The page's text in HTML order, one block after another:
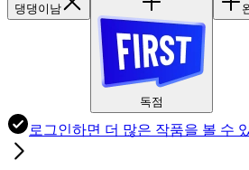
댕댕이남
독점
로그인하면 더 많은 작품을 볼 수